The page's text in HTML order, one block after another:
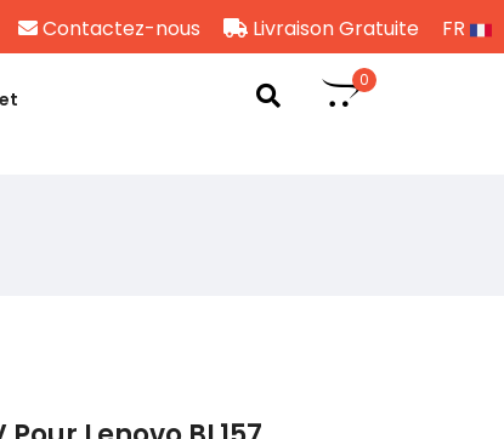
Contactez-nous Livraison Gratuite FR
0